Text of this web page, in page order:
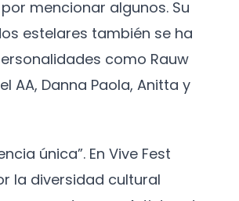
mencionar algunos. Su
estelares también se ha
como Rauw
AA, Danna Paola, Anitta y
única”. En Vive Fest
la diversidad cultural